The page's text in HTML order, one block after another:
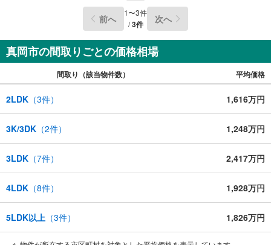
前へ 1〜3件
/3件 次へ
真岡市の間取りごとの価格相場
間取り（該当物件数） 平均価格
2LDK （3件） 1,616万円
3K/3DK （2件） 1,248万円
3LDK （7件） 2,417万円
4LDK （8件） 1,928万円
5LDK以上 （3件） 1,826万円